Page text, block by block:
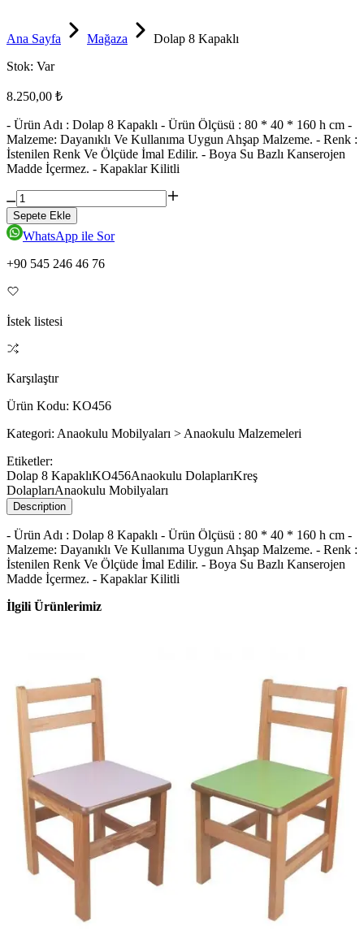
Ana Sayfa Mağaza
Dolap 8 Kapaklı
Stok: Var
8.250,00 ₺
- Ürün Adı : Dolap 8 Kapaklı - Ürün Ölçüsü : 80 * 40 * 160 h cm -
Malzeme: Dayanıklı Ve Kullanıma Uygun Ahşap Malzeme. - Renk :
İstenilen Renk Ve Ölçüde İmal Edilir. - Boya Su Bazlı Kanserojen
Madde İçermez. - Kapaklar Kilitli
Sepete Ekle
WhatsApp ile Sor
+90 545 246 46 76
İstek listesi
Karşılaştır
Ürün Kodu: KO456
Kategori: Anaokulu Mobilyaları > Anaokulu Malzemeleri
Etiketler:
Dolap 8 KapaklıKO456Anaokulu DolaplarıKreş
DolaplarıAnaokulu Mobilyaları
Description
- Ürün Adı : Dolap 8 Kapaklı - Ürün Ölçüsü : 80 * 40 * 160 h cm -
Malzeme: Dayanıklı Ve Kullanıma Uygun Ahşap Malzeme. - Renk :
İstenilen Renk Ve Ölçüde İmal Edilir. - Boya Su Bazlı Kanserojen
Madde İçermez. - Kapaklar Kilitli
İlgili Ürünlerimiz